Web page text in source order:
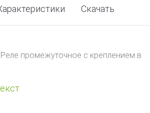
Скачать
Реле промежуточное c креплением в